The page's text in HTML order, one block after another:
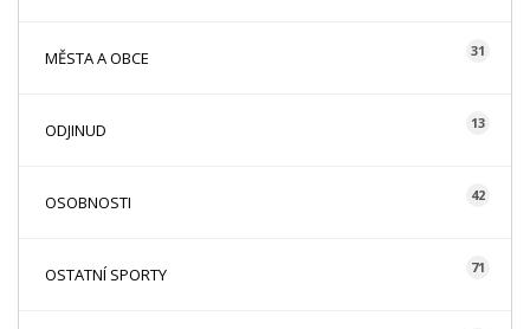
MĚSTA A OBCE 31
ODJINUD 13
OSOBNOSTI 42
OSTATNÍ SPORTY 71